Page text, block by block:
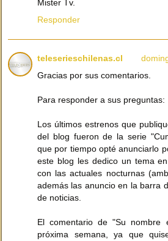
Mister Tv.
Responder
teleserieschilenas.cl
Gracias por sus comentarios.
Para responder a sus preguntas:
Los últimos estrenos que
del blog fueron de la serie
que por tiempo opté anunciarlo
este blog les dedico un tema
con las actuales nocturnas
además las anuncio en la barra
de noticias.
El comentario de "Su nombre
próxima semana, ya que